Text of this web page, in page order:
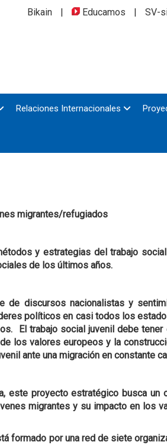
Bikain | Educamos | SV-
Relaciones Internacionales
migrantes/refugiados
y estrategias del trabajo
de los últimos años.
de discursos nacionalistas y
políticos en casi todos los
El trabajo social juvenil debe
los valores europeos y la
ante una migración en constante
este proyecto estratégico busca un
migrantes y su impacto en los
formado por una red de siete